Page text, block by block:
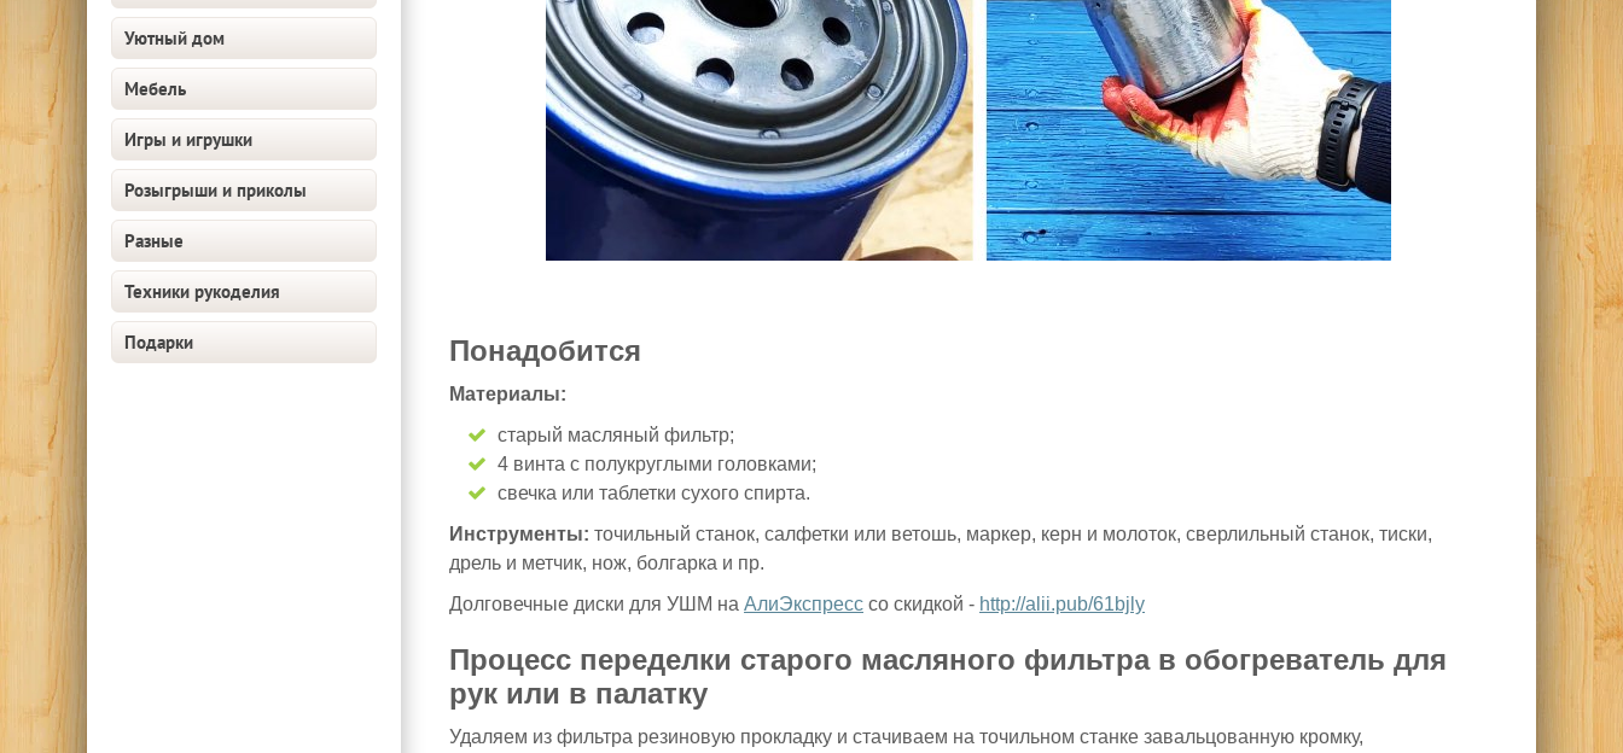
Уютный дом
Мебель
Игры и игрушки
Розыгрыши и приколы
Разные
Техники рукоделия
Подарки Понадобится
Материалы:
старый масляный фильтр;
4 винта с полукруглыми головками;
свечка или таблетки сухого спирта.
Инструменты: точильный станок, салфетки или ветошь, маркер, керн и молоток, сверлильный станок, тиски,
дрель и метчик, нож, болгарка и пр.
Долговечные диски для УШМ на АлиЭкспресс со скидкой - http://alii.pub/61bjly
Процесс переделки старого масляного фильтра в обогреватель для
рук или в палатку
Удаляем из фильтра резиновую прокладку и стачиваем на точильном станке завальцованную кромку,